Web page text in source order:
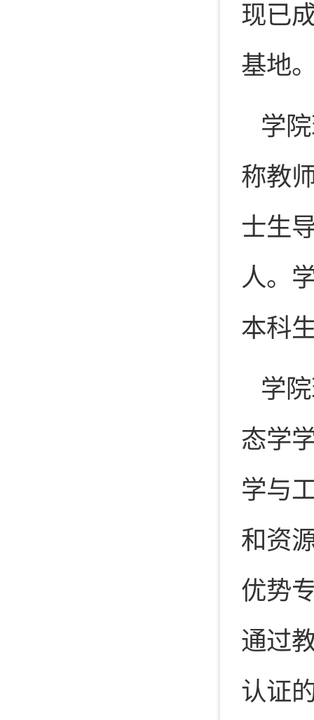
现已
基地
学
称教
士生
人。
本科
学
态学
学与
和资
优势
通过
认证